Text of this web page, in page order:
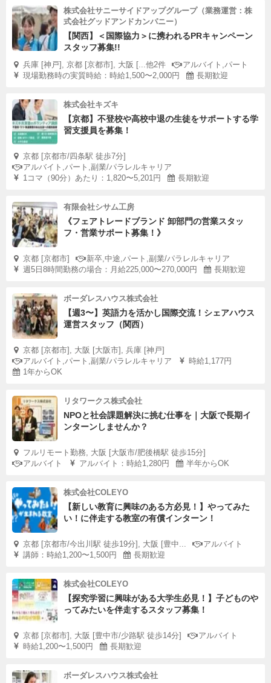
株式会社サニーサイドアップグループ（業務運営：株
式会社グッドアンドカンパニー）
【関西】＜国際協力＞に携われるPRキャンペーン
スタッフ募集!!
兵庫 [神戸], 京都 [京都市], 大阪 [...他2件
アルバイト,パート
現場勤務時の実質時給：時給1,500〜2,000円
長期歓迎
株式会社キズキ
【京都】不登校や高校中退の生徒をサポートする学
習支援員を募集！
京都 [京都市/四条駅 徒歩7分]
アルバイト,パート,副業/パラレルキャリア
1コマ（90分）あたり：1,820〜5,201円
長期歓迎
有限会社シサム工房
《フェアトレードブランド 卸部門の営業スタッ
フ・営業サポート募集！》
京都 [京都市]
新卒,中途,パート,副業/パラレルキャリア
週5日8時間勤務の場合：月給225,000〜270,000円
長期歓迎
ボーダレスハウス株式会社
【週3〜】英語力を活かし国際交流！シェアハウス
運営スタッフ（関西）
京都 [京都市], 大阪 [大阪市], 兵庫 [神戸]
アルバイト,パート,副業/パラレルキャリア
時給1,177円
1年からOK
リタワークス株式会社
NPOと社会課題解決に挑む仕事を｜大阪で長期イ
ンターンしませんか？
フルリモート勤務, 大阪 [大阪市/肥後橋駅 徒歩15分]
アルバイト
アルバイト：時給1,280円 半年からOK
株式会社COLEYO
【新しい教育に興味のある方必見！】やってみた
い！に伴走する教室の有償インターン！
京都 [京都市/今出川駅 徒歩19分], 大阪 [豊中...
アルバイト
講師：時給1,200〜1,500円
長期歓迎
株式会社COLEYO
【探究学習に興味がある大学生必見！】子どものや
ってみたいを伴走するスタッフ募集！
京都 [京都市], 大阪 [豊中市/少路駅 徒歩14分]
アルバイト
時給1,200〜1,500円
長期歓迎
ボーダレスハウス株式会社